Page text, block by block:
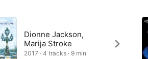
Dionne Jackson,
Marija Stroke
2017 · 4 tracks · 9 min